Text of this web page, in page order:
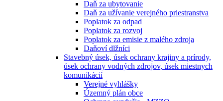
Daň za ubytovanie
Daň za užívanie verejného priestranstva
Poplatok za odpad
Poplatok za rozvoj
Poplatok za emisie z malého zdroja
Daňoví dlžníci
Stavebný úsek, úsek ochrany krajiny a prírody,
úsek ochrany vodných zdrojov, úsek miestnych
komunikácií
Verejné vyhlášky
Územný plán obce